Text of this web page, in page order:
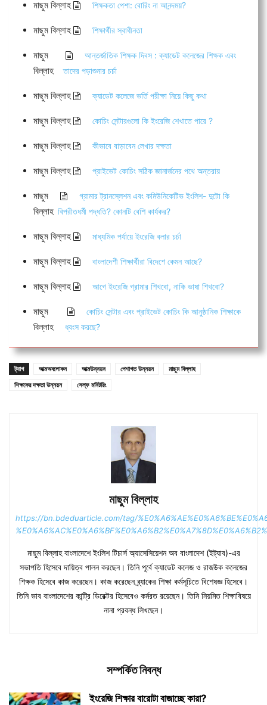
মাছুম বিল্লাহ শিক্ষকতা পেশা: বোরিং না আনন্দময়?
মাছুম বিল্লাহ শিক্ষার্থীর স্বাধীনতা
মাছুম
বিল্লাহ
আন্তর্জাতিক শিক্ষক দিবস : ক্যাডেট কলেজের শিক্ষক এবং
তাদের পড়াশুনার চর্চা
মাছুম বিল্লাহ ক্যাডেট কলেজে ভর্তি পরীক্ষা নিয়ে কিছু কথা
মাছুম বিল্লাহ কোচিং সেন্টারগুলো কি ইংরেজি শেখাতে পারে ?
মাছুম বিল্লাহ কীভাবে বাড়াবেন লেখার দক্ষতা
মাছুম বিল্লাহ প্রাইভেট কোচিং সঠিক জ্ঞানার্জনের পথে অন্তরায়
মাছুম
বিল্লাহ
গ্রামার ট্রানস্লেশন এবং কমিউনিকেটিভ ইংলিশ- দুটো কি
বিপরীতধর্মী পদ্ধতি? কোনটি বেশি কার্যকর?
মাছুম বিল্লাহ মাধ্যমিক পর্যায়ে ইংরেজি বলার চর্চা
মাছুম বিল্লাহ বাংলাদেশী শিক্ষার্থীরা বিদেশে কেমন আছে?
মাছুম বিল্লাহ আগে ইংরেজি গ্রামার শিখবো, নাকি ভাষা শিখবো?
মাছুম
বিল্লাহ
কোচিং সেন্টার এবং প্রাইভেট কোচিং কি আনুষ্ঠানিক শিক্ষাকে
ধ্বংস করছে?
ট্যাগ আত্মঅবলোকন আত্মউন্নয়ন পেশাগত উন্নয়ন
মাছুম বিল্লাহ
শিক্ষকের দক্ষতা উন্নয়ন
সেল্ফ মনিটরিং
মাছুম বিল্লাহ
https://bn.bdeduarticle.com/tag/
মাছুম বিল্লাহ বাংলাদেশে ইংলিশ টিচার্স অ্যাসেসিয়েশন অব বাংলাদেশ (ইট্যাব)-এর
সভাপতি হিসেবে দায়িত্ব পালন করছেন। তিনি পূর্বে ক্যাডেট কলেজ ও রাজউক কলেজের
শিক্ষক হিসেবে কাজ করেছেন। কাজ করেছেন ব্র্যাকের শিক্ষা কর্মসূচিতে বিশেষজ্ঞ হিসেবে।
তিনি ভাব বাংলাদেশের কান্ট্রি ডিরেক্টর হিসেবেও কর্মরত রয়েছেন। তিনি নিয়মিত শিক্ষাবিষয়ে
নানা প্রবন্ধ লিখছেন।
সম্পর্কিত নিবন্ধ
ইংরেজি শিক্ষার বারোটা বাজাচ্ছে কারা?